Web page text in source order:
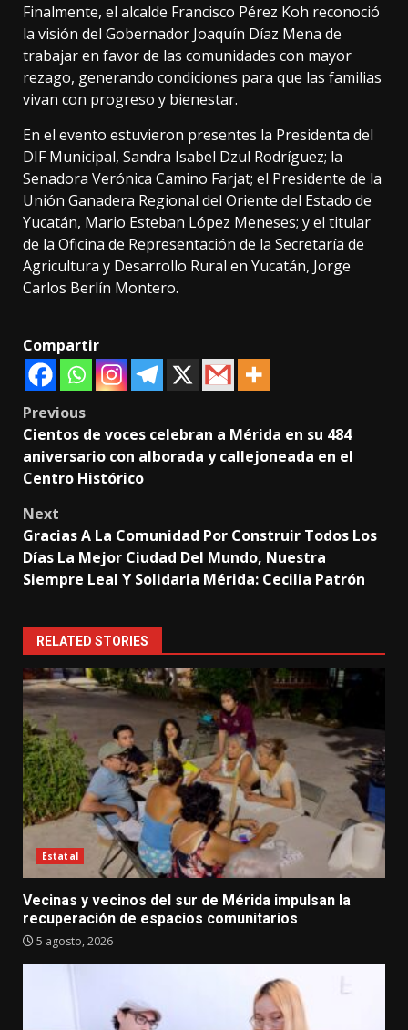
Finalmente, el alcalde Francisco Pérez Koh reconoció
la visión del Gobernador Joaquín Díaz Mena de
trabajar en favor de las comunidades con mayor
rezago, generando condiciones para que las familias
vivan con progreso y bienestar.
En el evento estuvieron presentes la Presidenta del
DIF Municipal, Sandra Isabel Dzul Rodríguez; la
Senadora Verónica Camino Farjat; el Presidente de la
Unión Ganadera Regional del Oriente del Estado de
Yucatán, Mario Esteban López Meneses; y el titular
de la Oficina de Representación de la Secretaría de
Agricultura y Desarrollo Rural en Yucatán, Jorge
Carlos Berlín Montero.
Compartir
Post
navigation
Previous
Cientos de voces celebran a Mérida en su 484
aniversario con alborada y callejoneada en el
Centro Histórico
Next
Gracias A La Comunidad Por Construir Todos Los
Días La Mejor Ciudad Del Mundo, Nuestra
Siempre Leal Y Solidaria Mérida: Cecilia Patrón
RELATED STORIES
Estatal
Vecinas y vecinos del sur de Mérida impulsan la
recuperación de espacios comunitarios
5 agosto, 2026